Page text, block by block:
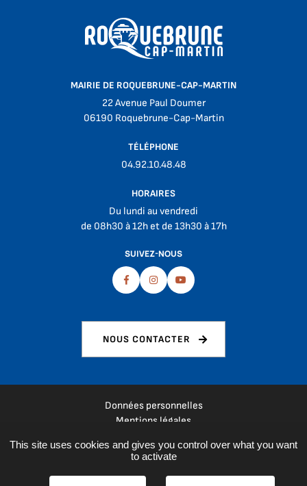
MAIRIE DE ROQUEBRUNE-CAP-MARTIN
22 Avenue Paul Doumer
06190 Roquebrune-Cap-Martin
TÉLÉPHONE
04.92.10.48.48
HORAIRES
Du lundi au vendredi
de 08h30 à 12h et de 13h30 à 17h
SUIVEZ-NOUS
FacebookInstagramYoutube
NOUS CONTACTER
Données personnelles
Mentions légales
Espace presse
This site uses cookies and gives you control over what you want
to activate